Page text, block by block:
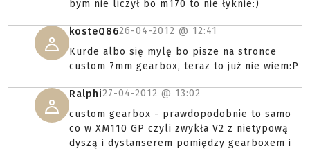
bym nie liczył bo m170 to nie łyknie:)
kosteQ8626-04-2012 @ 12:41
Kurde albo się mylę bo pisze na stronce
custom 7mm gearbox, teraz to już nie wiem:P
Ralphi27-04-2012 @ 13:02
custom gearbox - prawdopodobnie to samo
co w XM110 GP czyli zwykła V2 z nietypową
dyszą i dystanserem pomiędzy gearboxem i